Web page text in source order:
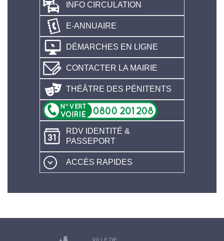
INFO CIRCULATION
E-ANNUAIRE
DÉMARCHES EN LIGNE
CONTACTER LA MAIRIE
THÉÂTRE DES PÉNITENTS
RDV IDENTITÉ &
PASSEPORT
ACCÈS RAPIDES